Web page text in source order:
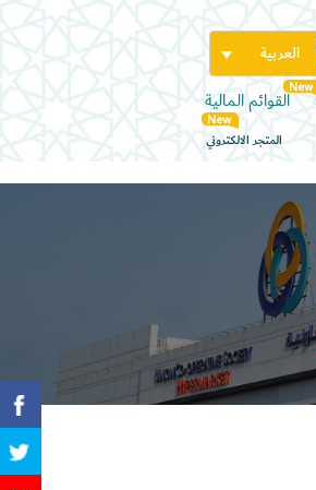
العربية
القوائم المالية
المتجر الالكتروني